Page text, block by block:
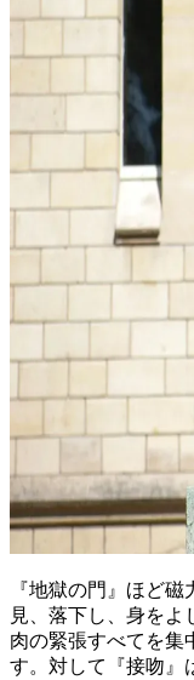
『地獄の門』ほど
見、落下し、身をよ
肉の緊張すべてを集
す。対して『接吻